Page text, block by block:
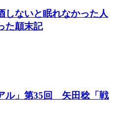
しないと眠れなかった人
た顛末記
ル」第35回 矢田稔「戦